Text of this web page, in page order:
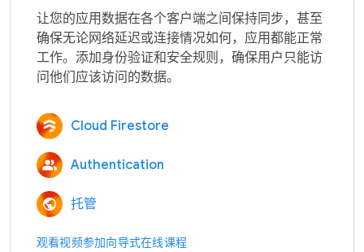
让您的应用数据在各个客户端之间保持同步，甚至
确保无论网络延迟或连接情况如何，应用都能正常
工作。添加身份验证和安全规则，确保用户只能访
Cloud Firestore
Authentication
托管
观看视频参加向导式在线课程